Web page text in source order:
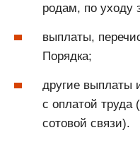
родам, по уходу
выплаты,
Порядка;
другие выплаты
с оплатой труда
сотовой связи).